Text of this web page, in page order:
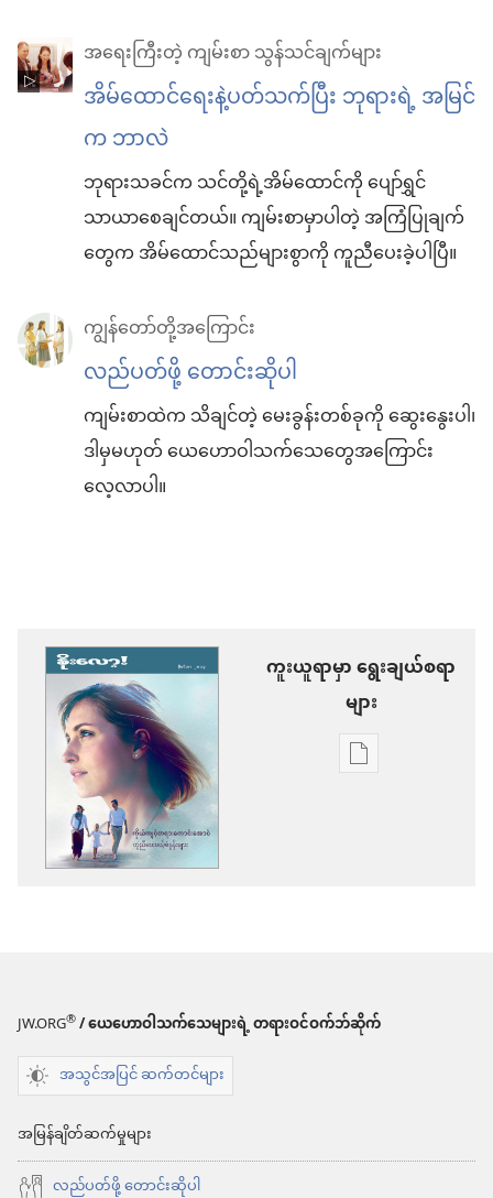
အရေးကြီးတဲ့ ကျမ်းစာ သွန်သင်ချက်များ
အိမ်ထောင်ရေးနဲ့ပတ်သက်ပြီး ဘုရားရဲ့ အမြင်
က ဘာလဲ
ဘုရားသခင်က သင်တို့ရဲ့အိမ်ထောင်ကို ပျော်ရွှင်
သာယာစေချင်တယ်။ ကျမ်းစာမှာပါတဲ့ အကြံပြုချက်
တွေက အိမ်ထောင်သည်များစွာကို ကူညီပေးခဲ့ပါပြီ။
ကျွန်တော်တို့အကြောင်း
လည်ပတ်ဖို့ တောင်းဆိုပါ
ကျမ်းစာထဲက သိချင်တဲ့ မေးခွန်းတစ်ခုကို ဆွေးနွေးပါ၊
ဒါမှမဟုတ် ယေဟောဝါသက်သေတွေအကြောင်း
လေ့လာပါ။
ကူးယူရာမှာ ရွေးချယ်စရာ
များ
စာပေ
များ
တကယ်
JW.ORG®/ ယေဟောဝါသက်သေများရဲ့ တရားဝင်ဝက်ဘ်ဆိုက်
အသွင်အပြင် ဆက်တင်များ
အမြန်ချိတ်ဆက်မှုများ
လည်ပတ်ဖို့ တောင်းဆိုပါ